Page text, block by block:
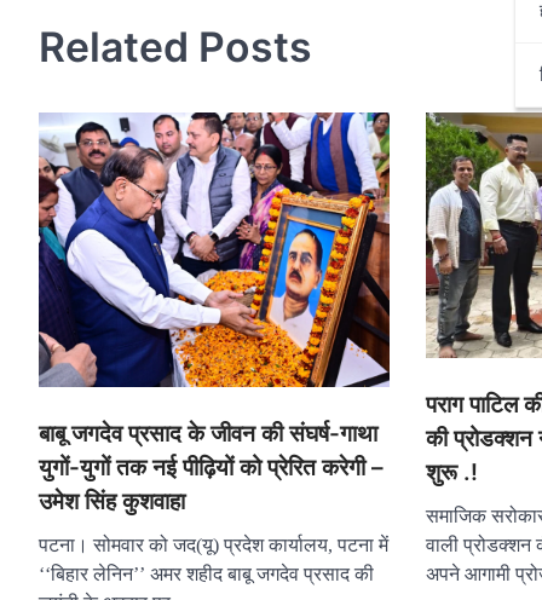
Related Posts
बाबू जगदेव प्रसाद के जीवन की संघर्ष-गाथा
युगों-युगों तक नई पीढ़ियों को प्रेरित करेगी –
उमेश सिंह कुशवाहा
पटना। सोमवार को जद(यू) प्रदेश कार्यालय, पटना में
‘‘बिहार लेनिन’’ अमर शहीद बाबू जगदेव प्रसाद की
पराग पाटिल
की प्रोडक्शन
शुरू .!
समाजिक
वाली प्रोडक्शन
अपने आगामी